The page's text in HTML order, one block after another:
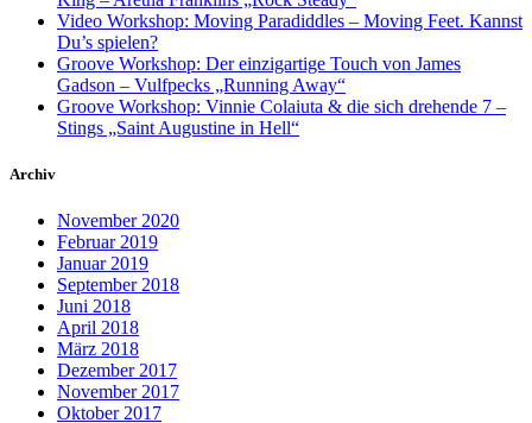
Video Workshop: Moving Paradiddles – Moving Feet. Kannst
Du’s spielen?
Groove Workshop: Der einzigartige Touch von James
Gadson – Vulfpecks „Running Away“
Groove Workshop: Vinnie Colaiuta & die sich drehende 7 –
Stings „Saint Augustine in Hell“
Archiv
November 2020
Februar 2019
Januar 2019
September 2018
Juni 2018
April 2018
März 2018
Dezember 2017
November 2017
Oktober 2017